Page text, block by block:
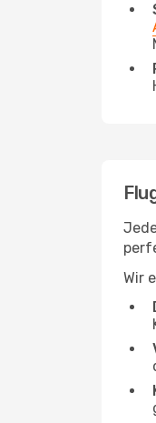
Wir